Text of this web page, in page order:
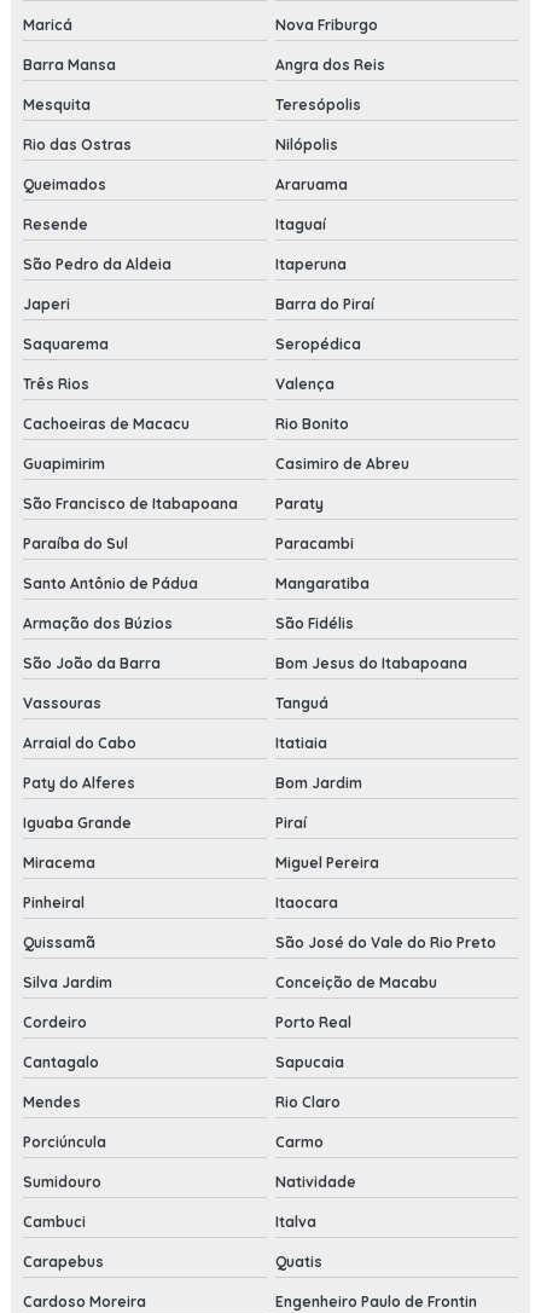
Maricá Nova Friburgo
Barra Mansa Angra dos Reis
Mesquita Teresópolis
Rio das Ostras Nilópolis
Queimados Araruama
Resende Itaguaí
São Pedro da Aldeia Itaperuna
Japeri Barra do Piraí
Saquarema Seropédica
Três Rios Valença
Cachoeiras de Macacu Rio Bonito
Guapimirim Casimiro de Abreu
São Francisco de Itabapoana Paraty
Paraíba do Sul Paracambi
Santo Antônio de Pádua Mangaratiba
Armação dos Búzios São Fidélis
São João da Barra Bom Jesus do Itabapoana
Vassouras Tanguá
Arraial do Cabo Itatiaia
Paty do Alferes Bom Jardim
Iguaba Grande Piraí
Miracema Miguel Pereira
Pinheiral Itaocara
Quissamã São José do Vale do Rio Preto
Silva Jardim Conceição de Macabu
Cordeiro Porto Real
Cantagalo Sapucaia
Mendes Rio Claro
Porciúncula Carmo
Sumidouro Natividade
Cambuci Italva
Carapebus Quatis
Cardoso Moreira Engenheiro Paulo de Frontin